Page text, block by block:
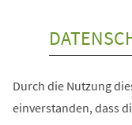
Durch die Nutzung
einverstanden, dass